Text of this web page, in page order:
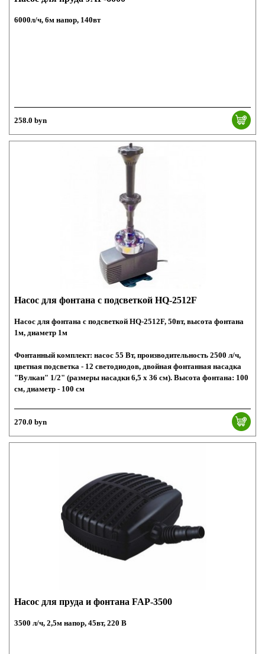
6000л/ч, 6м напор, 140вт
258.0 byn
Насос для фонтана с подсветкой HQ-2512F
Насос для фонтана с подсветкой HQ-2512F, 50вт, высота фонтана
1м, диаметр 1м
Фонтанный комплект: насос 55 Вт, производительность 2500 л/ч,
цветная подсветка - 12 светодиодов, двойная фонтанная насадка
"Вулкан" 1/2" (размеры насадки 6,5 х 36 см). Высота фонтана: 100
см, диаметр - 100 см
270.0 byn
Насос для пруда и фонтана FAP-3500
3500 л/ч, 2,5м напор, 45вт, 220 В